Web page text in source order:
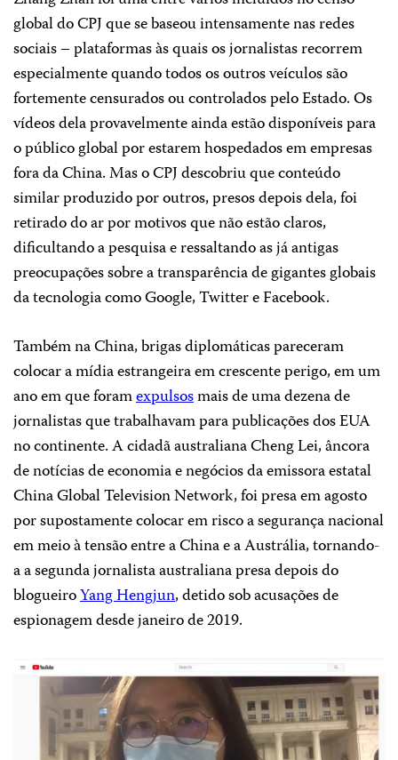
global do CPJ que se baseou intensamente nas redes
sociais – plataformas às quais os jornalistas recorrem
especialmente quando todos os outros veículos são
fortemente censurados ou controlados pelo Estado. Os
vídeos dela provavelmente ainda estão disponíveis para
o público global por estarem hospedados em empresas
fora da China. Mas o CPJ descobriu que conteúdo
similar produzido por outros, presos depois dela, foi
retirado do ar por motivos que não estão claros,
dificultando a pesquisa e ressaltando as já antigas
preocupações sobre a transparência de gigantes globais
da tecnologia como Google, Twitter e Facebook.
Também na China, brigas diplomáticas pareceram
colocar a mídia estrangeira em crescente perigo, em um
ano em que foramexpulsosmais de uma dezena de
jornalistas que trabalhavam para publicações dos EUA
no continente. A cidadã australiana Cheng Lei, âncora
de notícias de economia e negócios da emissora estatal
China Global Television Network, foi presa em agosto
por supostamente colocar em risco a segurança nacional
em meio à tensão entre a China e a Austrália, tornando-
a a segunda jornalista australiana presa depois do
blogueiroYang Hengjun, detido sob acusações de
espionagem desde janeiro de 2019.